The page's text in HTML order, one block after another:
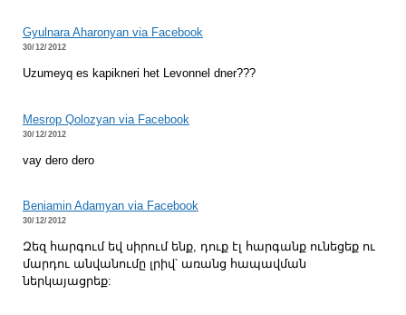
Gyulnara Aharonyan via Facebook
30/12/2012
Uzumeyq es kapikneri het Levonnel dner???
Mesrop Qolozyan via Facebook
30/12/2012
vay dero dero
Beniamin Adamyan via Facebook
30/12/2012
Զեզ հարգում եվ սիրում ենք, դուք էլ հարգանք ունեցեք ու
մարդու անվանումը լրիվ՝ առանց հապավման
ներկայացրեք: